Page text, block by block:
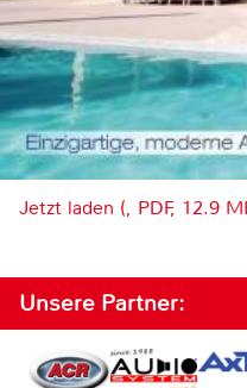
Jetzt laden (, PDF, 12.9
Unsere Partner: